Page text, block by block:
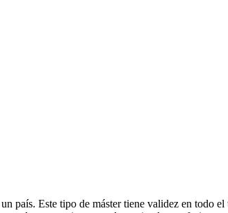
país. Este tipo de máster tiene validez en todo